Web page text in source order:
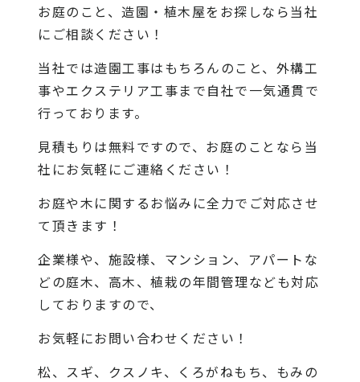
お庭のこと、造園・植木屋をお探しなら当社
にご相談ください！
当社では造園工事はもちろんのこと、外構工
事やエクステリア工事まで自社で一気通貫で
行っております。
見積もりは無料ですので、お庭のことなら当
社にお気軽にご連絡ください！
お庭や木に関するお悩みに全力でご対応させ
て頂きます！
企業様や、施設様、マンション、アパートな
どの庭木、高木、植栽の年間管理なども対応
しておりますので、
お気軽にお問い合わせください！
松、スギ、クスノキ、くろがねもち、もみの